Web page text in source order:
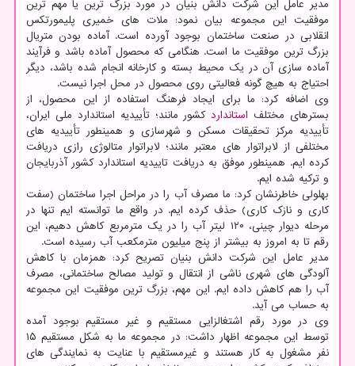
مدیر عامل این شرکت دانش بنیان در مورد بزرگ ترین یا مهم ترین
موفقیت این مجموعه بیان نمود: ملات های خمیری پلیمورتکس
انقلابی در صنعت ساختمان بوجود آورده است. آماده بودن متریال
بزرگ ترین موفقیت ما است. هنگامی که محصول آماده باشد و فرآیند
آماده سازی آن در یک محیط بسته و کارخانه انجام شده باشد، دیگر
احتیاج به هیچ گونه فعالیتی روی محصول در محل اجرا نیست.
وی اضافه کرد: ما برای ایجاد فرهنگ استفاده از این محصول، از
بسترهای مختلف استانداردکشور مانند؛ تأییدیه استاندارد ملی ایران،
تأییدیه مرکز تحقیقات مسکن و شهرسازی و همینطور تأییدیه های
مختلفی از لابراتوار های معتبر مانند؛ لابراتوار متالوژی رازی دریافت
کرده ایم. همینطور موفق به دریافت تاییدیه استاندارد کشور آذربایجان
و ترکیه شده ایم.
بهلولی خاطرنشان کرد: ما مصرف آب را در مراحل اجرا ساختمان (سفت
کاری و نازک کاری) حذف کرده ایم. در واقع ما توانسته ایم تنها در
مرحله دیوار چینی، ۱۲۰ لیتر آب را در یک مترمربع کاهش دهیم، این
رقم تا به امروز به بیشتر از پنج میلیون مترمکعب آب رسیده است.
مدیر عامل این شرکت دانش بنیان تصریح کرد: همزمان با کاهش
آلودگی های شهری ناشی از انتقال و تولید مصالح ساختمانی، مصرف
آب را هم کاهش داده ایم. این مهم، بزرگ ترین موفقیت این مجموعه
به حساب می آید.
وی در مورد رقم اشتغالزایی مستقیم و غیر مستقیم بوجود آمده
توسط این مجموعه اظهار داشت: در مجموعه ما به شکل مستقیم ۱۵
نفر مشغول به کار هستند و غیرمستقیم با عنایت به نمایندگی های